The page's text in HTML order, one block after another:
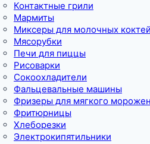
Контактные грили
Мармиты
Миксеры для молочных
Мясорубки
Печи для пиццы
Рисоварки
Сокоохладители
Фальцевальные машины
Фризеры для мягкого
Фритюрницы
Хлеборезки
Электрокипятильники